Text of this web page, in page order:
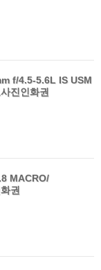
f/4.5-5.6L IS USM
진인화권
MACRO/
권